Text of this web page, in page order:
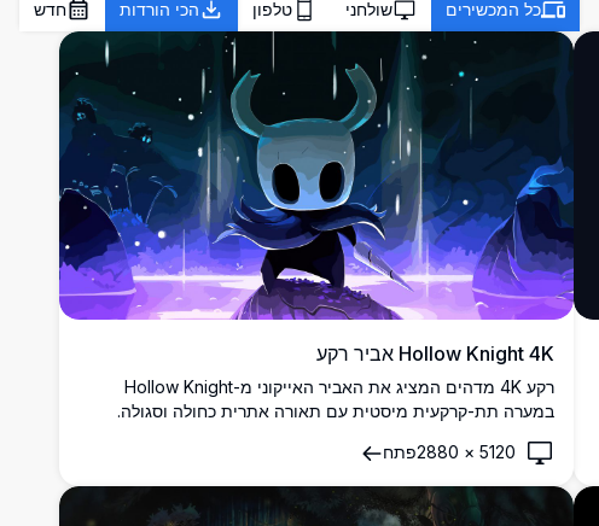
כל המכשירים שולחני טלפון הכי הורדות חדש
Hollow Knight 4K אביר רקע
רקע 4K מדהים המציג את האביר האייקוני מ-Hollow Knight
במערה תת-קרקעית מיסטית עם תאורה אתרית כחולה וסגולה.
מסמר בסביבת מערה אטמוספרית, מושלם לתצוגות שולחן עבודה.
5120
×
2880פתח